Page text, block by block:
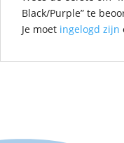
Black/Purple” te
Je moet ingelogd zijn